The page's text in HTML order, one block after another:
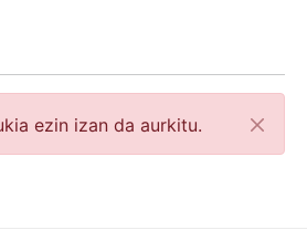
Itxi
ezin izan da aurkitu.